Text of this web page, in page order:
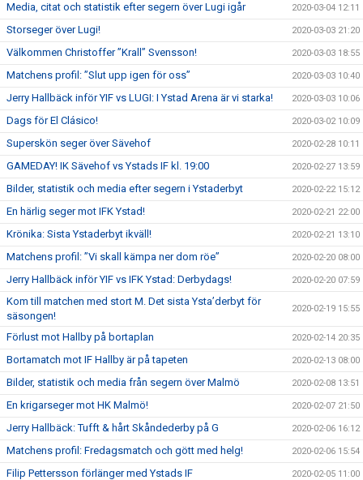
Media, citat och statistik efter segern över Lugi igår 2020-03-04 12:11
Storseger över Lugi! 2020-03-03 21:20
Välkommen Christoffer ”Krall” Svensson! 2020-03-03 18:55
Matchens profil: ”Slut upp igen för oss” 2020-03-03 10:40
Jerry Hallbäck inför YIF vs LUGI: I Ystad Arena är vi starka! 2020-03-03 10:06
Dags för El Clásico! 2020-03-02 10:09
Superskön seger över Sävehof 2020-02-28 10:11
GAMEDAY! IK Sävehof vs Ystads IF kl. 19:00 2020-02-27 13:59
Bilder, statistik och media efter segern i Ystaderbyt 2020-02-22 15:12
En härlig seger mot IFK Ystad! 2020-02-21 22:00
Krönika: Sista Ystaderbyt ikväll! 2020-02-21 13:10
Matchens profil: ”Vi skall kämpa ner dom röe” 2020-02-20 08:00
Jerry Hallbäck inför YIF vs IFK Ystad: Derbydags! 2020-02-20 07:59
Kom till matchen med stort M. Det sista Ysta’derbyt för
säsongen!
2020-02-19 15:55
Förlust mot Hallby på bortaplan 2020-02-14 20:35
Bortamatch mot IF Hallby är på tapeten 2020-02-13 08:00
Bilder, statistik och media från segern över Malmö 2020-02-08 13:51
En krigarseger mot HK Malmö! 2020-02-07 21:50
Jerry Hallbäck: Tufft & hårt Skåndederby på G 2020-02-06 16:12
Matchens profil: Fredagsmatch och gött med helg! 2020-02-06 15:54
Filip Pettersson förlänger med Ystads IF 2020-02-05 11:00